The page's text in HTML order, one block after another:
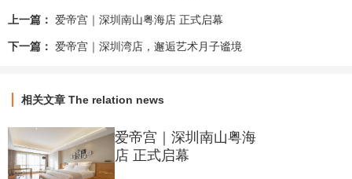
03 生命体征监测&个性化照护
定期测量并记录妈妈生命体征（体温、血压等），数据上传系
统；
上一篇： 爱帝宫｜深圳南山粤海店 正式启幕
下一篇： 爱帝宫｜深圳湾店，邂逅艺术月子谧境
相关文章 The relation news
爱帝宫｜深圳南山粤海
店 正式启幕